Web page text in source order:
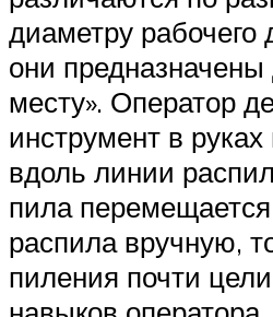
диаметру рабочего
они
месту». Оператор
инструмент в руках
вдоль линии
пила
распила вручную,
пиления почти